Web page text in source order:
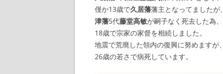
僅か13歳で久居藩藩主となってましたが、
津藩5代藤堂高敏が嗣子なく死去した為、
18歳で宗家の家督を相続しました。
地震で荒廃した領内の復興に努めますが、
26歳の若さで病死しています。